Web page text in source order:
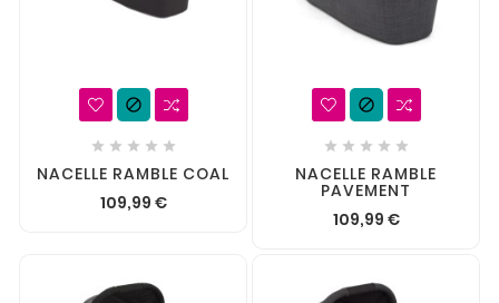

    
NACELLE RAMBLE COAL
109,99 €

    
NACELLE RAMBLE
PAVEMENT
109,99 €